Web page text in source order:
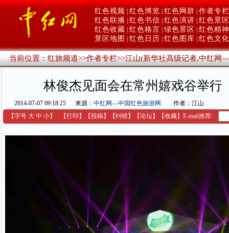
红色视频 红色博览 红色网群 作者专栏
红色联播 红色书信 红色演讲 红色景区
红色收藏 红色格言 绿色景区
红色精神
景区地图
红色日历 红色图库 红色文化
当前位置：红旅频道>>作者专栏>>江山(新华社高级记者,中红网
林俊杰见面会在常州嬉戏谷举行
2014-07-07 09:18:25 来源： 中红网—中国红色旅游网
作者：江山
【字号 大 中 小】 【打印 】 【投稿】 【纠错】 【论坛】 【收藏】 E-mail推荐: